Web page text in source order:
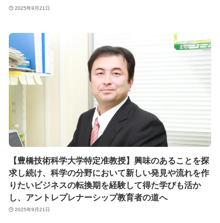
2025年9月21日
【豊橋技術科学大学特定准教授】興味のあることを探
求し続け、科学の分野において新しい発見や流れを作
りたいビジネスの転換期を経験して得た学びも活か
し、アントレプレナーシップ教育者の道へ
2025年9月21日